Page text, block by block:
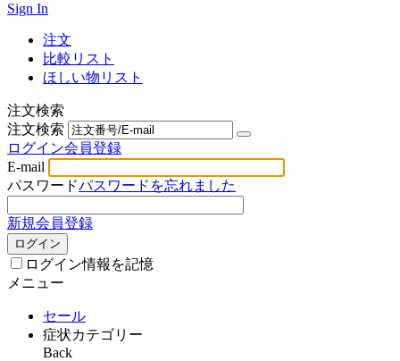
Sign In
注文
比較リスト
ほしい物リスト
注文検索
注文検索
ログイン会員登録
E-mail
パスワードパスワードを忘れました
新規会員登録
ログイン
ログイン情報を記憶
メニュー
セール
症状カテゴリー
Back